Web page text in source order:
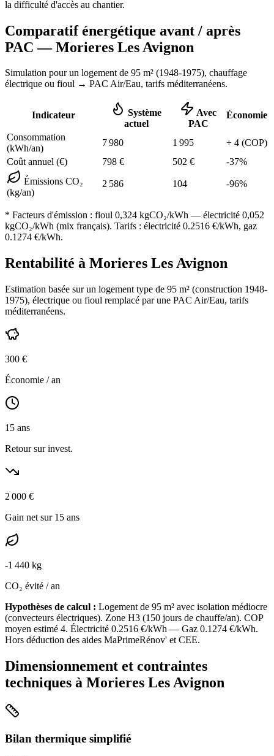
la difficulté d'accès au chantier.
Comparatif énergétique avant / après
PAC —Morieres Les Avignon
Simulation pour un logement de 95 m² (1948-1975), chauffage
électrique ou fioul → PAC Air/Eau, tarifs méditerranéens.
Indicateur
Système
actuel
Avec
PAC
Économie
Consommation
(kWh/an)
7 980 1 995 ÷ 4 (COP)
Coût annuel (€)
798 € 502 € -37%
Émissions CO₂
(kg/an)
2 586 104 -96%
* Facteurs d'émission : fioul 0,324 kgCO₂/kWh — électricité 0,052
kgCO₂/kWh (mix français). Tarifs : électricité 0.2516 €/kWh, gaz
0.1274 €/kWh.
Rentabilité à Morieres Les Avignon
Estimation basée sur un logement type de 95 m² (construction 1948-
1975), électrique ou fioul remplacé par une PAC Air/Eau, tarifs
méditerranéens.
300 €
Économie / an
15 ans
Retour sur invest.
2 000 €
Gain net sur 15 ans
-1 440 kg
CO₂ évité / an
Hypothèses de calcul : Logement de 95 m² avec isolation médiocre
(convecteurs électriques). Zone H3 (150 jours de chauffe/an). COP
moyen estimé 4. Électricité 0.2516 €/kWh — Gaz 0.1274 €/kWh.
Hors déduction des aides MaPrimeRénov' et CEE.
Dimensionnement et contraintes
techniques à Morieres Les Avignon
Bilan thermique simplifié